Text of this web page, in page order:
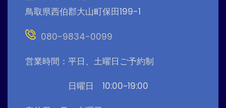
鳥取県西伯郡大山町保田199-1
080-9834-0099
営業時間：平日、土曜日ご予約制
日曜日 10:00~19:00